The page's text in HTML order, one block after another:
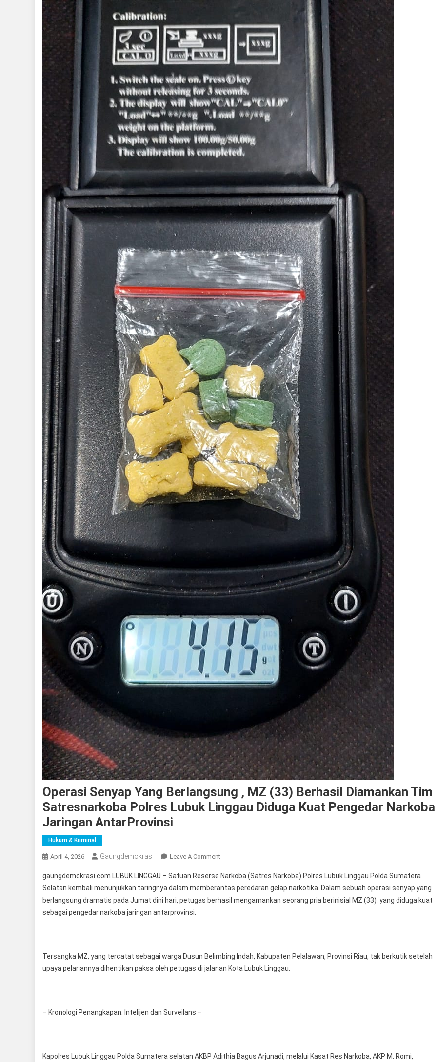
Operasi Senyap Yang Berlangsung , MZ (33) Berhasil Diamankan Tim
Satresnarkoba Polres Lubuk Linggau Diduga Kuat Pengedar Narkoba
Jaringan AntarProvinsi
Hukum & Kriminal
April 4, 2026 Gaungdemokrasi Leave A CommentOn
Senyap
Yang
Berlangsung
Diamankan
Tim
Narkoba
gaungdemokrasi.com LUBUK LINGGAU – Satuan Reserse Narkoba (Satres Narkoba) Polres Lubuk Linggau Polda Sumatera
Selatan kembali menunjukkan taringnya dalam memberantas peredaran gelap narkotika. Dalam sebuah operasi senyap yang
berlangsung dramatis pada Jumat dini hari, petugas berhasil mengamankan seorang pria berinisial MZ (33), yang diduga kuat
sebagai pengedar narkoba jaringan antarprovinsi.
Tersangka MZ, yang tercatat sebagai warga Dusun Belimbing Indah, Kabupaten Pelalawan, Provinsi Riau, tak berkutik setelah
upaya pelariannya dihentikan paksa oleh petugas di jalanan Kota Lubuk Linggau.
– Kronologi Penangkapan: Intelijen dan Surveilans –
Kapolres Lubuk Linggau Polda Sumatera selatan AKBP Adithia Bagus Arjunadi, melalui Kasat Res Narkoba, AKP M. Romi,